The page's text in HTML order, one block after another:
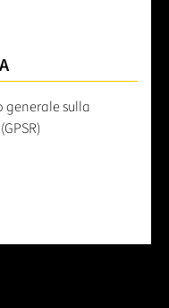
generale sulla